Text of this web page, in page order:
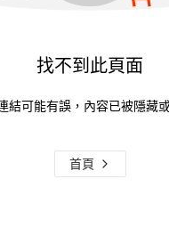
找不到此頁面
結可能有誤，內容已被隱藏
首頁